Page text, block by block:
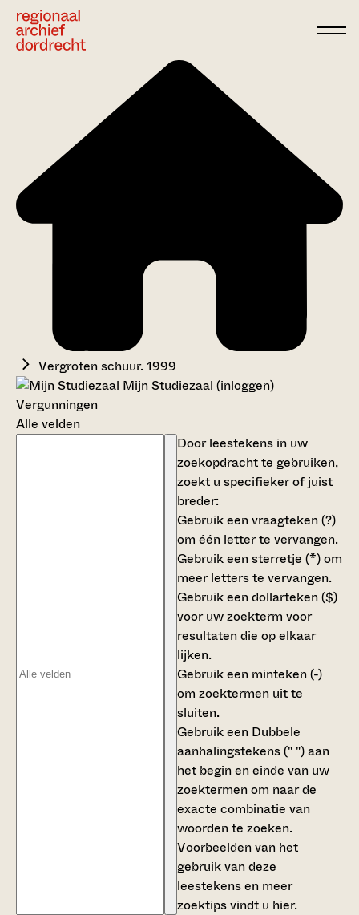
Vergroten schuur. 1999
Mijn Studiezaal (inloggen)
Vergunningen
Alle velden
Door leestekens in uw
zoekopdracht te gebruiken,
zoekt u specifieker of juist
breder:
Gebruik eenvraagteken (?)
om één letter te vervangen.
Gebruik eensterretje (*)om
meer letters te vervangen.
Gebruik eendollarteken ($)
voor uw zoekterm voor
resultaten die op elkaar
lijken.
Gebruik een minteken (-)
om zoektermen uit te
sluiten.
Gebruik een Dubbele
aanhalingstekens (" ")aan
het begin en einde van uw
zoektermen om naar de
exacte combinatie van
woorden te zoeken.
Voorbeelden van het
gebruik van deze
leestekens en meer
zoektips vindt u hier.